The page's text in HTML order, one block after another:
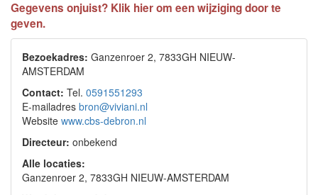
Gegevens onjuist? Klik hier om een wijziging door te
geven.
Bezoekadres: Ganzenroer 2, 7833GH NIEUW-
AMSTERDAM
Contact: Tel. 0591551293
E-mailadres bron@viviani.nl
Website www.cbs-debron.nl
Directeur: onbekend
Alle locaties:
Ganzenroer 2, 7833GH NIEUW-AMSTERDAM